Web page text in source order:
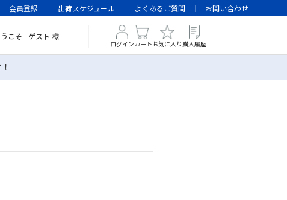
会員登録 出荷スケジュール よくあるご質問 お問い合わせ
こそ ゲスト 様
ログインカートお気に入り 購入履歴